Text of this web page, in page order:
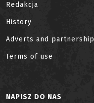
Redakcja
History
Adverts and partnership
Terms of use
NAPISZ DO NAS